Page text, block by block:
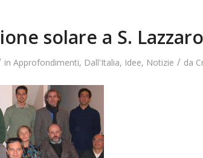
solare a S. Lazzaro
in Approfondimenti, Dall'Italia, Idee, Notizie / da